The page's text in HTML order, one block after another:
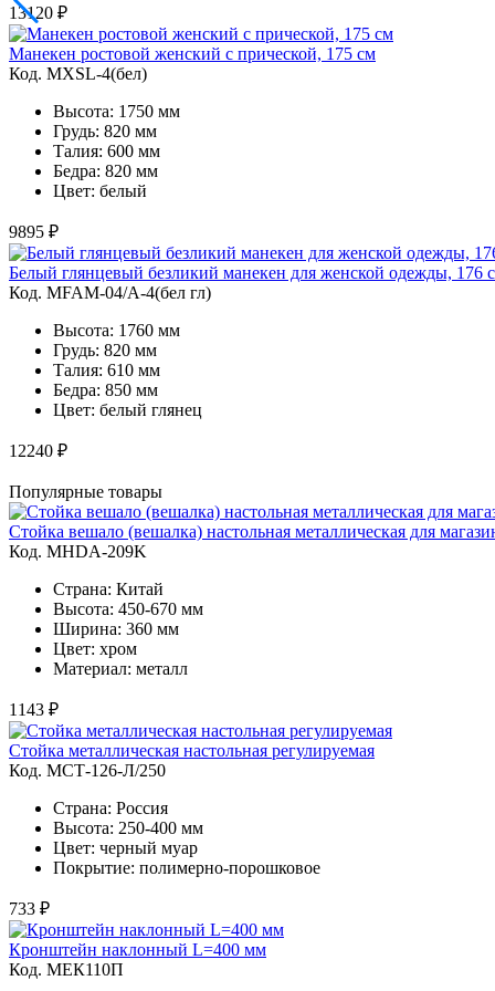
13120 ₽
Манекен ростовой женский с прической, 175 см
Код. MXSL-4(бел)
Высота: 1750 мм
Грудь: 820 мм
Талия: 600 мм
Бедра: 820 мм
Цвет: белый
9895 ₽
Белый глянцевый безликий манекен для женской одежды, 176
Код. MFAM-04/A-4(бел гл)
Высота: 1760 мм
Грудь: 820 мм
Талия: 610 мм
Бедра: 850 мм
Цвет: белый глянец
12240 ₽
Популярные товары
Стойка вешало (вешалка) настольная металлическая для
Код. MHDA-209K
Страна: Китай
Высота: 450-670 мм
Ширина: 360 мм
Цвет: хром
Материал: металл
1143 ₽
Стойка металлическая настольная регулируемая
Код. MСТ-126-Л/250
Страна: Россия
Высота: 250-400 мм
Цвет: черный муар
Покрытие: полимерно-порошковое
733 ₽
Кронштейн наклонный L=400 мм
Код. MЕК110П